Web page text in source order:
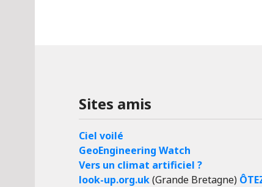
Sites amis
Ciel voilé
GeoEngineering Watch
Vers un climat artificiel ?
look-up.org.uk(Grande Bretagne)